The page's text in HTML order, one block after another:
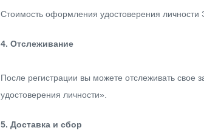
Стоимость оформления удостоверения
4. Отслеживание
После регистрации вы можете отслеживать свое
удостоверения личности».
5. Доставка и сбор